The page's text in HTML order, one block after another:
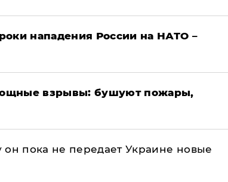
нападения России на НАТО –
взрывы: бушуют пожары,
пока не передает Украине новые